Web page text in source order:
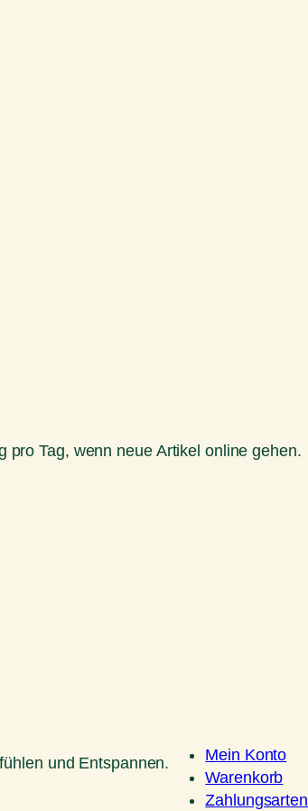
Tag, wenn neue Artikel online gehen.
und Entspannen.
Mein Konto
Warenkorb
Zahlungsarten